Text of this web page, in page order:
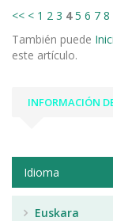
<< < 1 2 3 4 5 6 7 8
También puede
este artículo.
INFORMACIÓN
Idioma
Euskara